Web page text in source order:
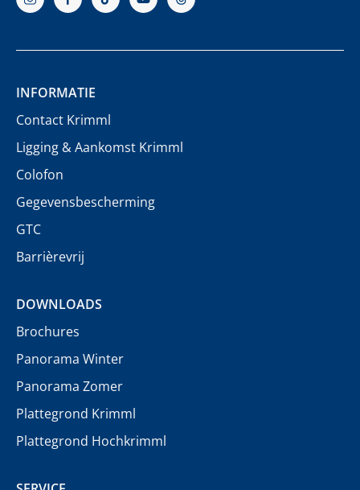
INFORMATIE
Contact Krimml
Ligging & Aankomst Krimml
Colofon
Gegevensbescherming
GTC
Barrièrevrij
DOWNLOADS
Brochures
Panorama Winter
Panorama Zomer
Plattegrond Krimml
Plattegrond Hochkrimml